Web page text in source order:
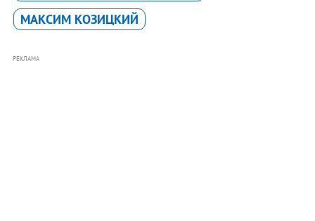
МАКСИМ КОЗИЦКИЙ
РЕКЛАМА